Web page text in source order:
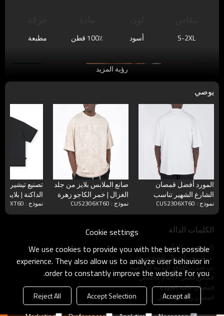
S-2XL أسود 100٪ قطن مطبعة
رؤية المزيد
يوصي
المورد أفضل قمصان
الشارع الشهير تناسب
المتضخم 100٪ قطن
245GSM للرجال
نموذج : CUS2306XT60
صانع الملابس بلايز من جلد
الغزال | خمر الكاجو زهرة
الرجال مخصص تي شيرت
الطباعة المتضخم
نموذج : CUS2306XT60
تصنيع
الداكنة | بلايز
مغسولة خمر |
خياطة عكسية
نموذج : CUS2306XT60
الكلمات الدالة
التي شيرت المألوف
تي شيرت كاجوال بقصة ضيقة
تي شيرت للياقة البدنية الرياضية
قميص قصير الأكمام مخصص
قمصان عالية الجودة
قمصان رياضية ستايل
Cookie settings
We use cookies to provide you with the best possible
experience. They also allow us to analyze user behavior in
order to constantly improve the website for you.
Accept all
Accept Selection
Reject All